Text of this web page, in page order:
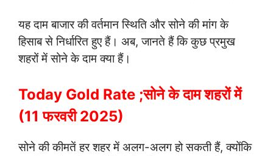
यह दाम बाजार की वर्तमान स्थिति और सोने की मांग के
हिसाब से निर्धारित हुए हैं। अब, जानते हैं कि कुछ प्रमुख
शहरों में सोने के दाम क्या हैं।
Today Gold Rate ;सोने के दाम शहरों में
(11 फरवरी 2025)
सोने की कीमतें हर शहर में अलग-अलग हो सकती हैं, क्योंकि